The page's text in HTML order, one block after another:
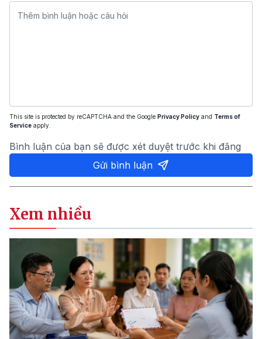
This site is protected by reCAPTCHA and the Google Privacy Policy and Terms of
Service apply.
Bình luận của bạn sẽ được xét duyệt trước khi đăng
Gửi bình luận
Xem nhiều